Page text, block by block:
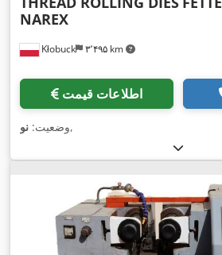
Kłobuck ۳٬۴۹۵ km
NAREX
اطلاعات قیمت
وضعیت: نو ,